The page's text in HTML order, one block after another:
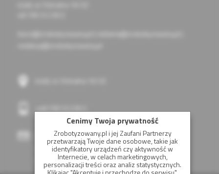
biuro@zrobotyzowany.pl
reklama@zrobotyzowany.pl
redakcja@zrobotyzowany.pl
Cenimy Twoja prywatność
Zrobotyzowany.pl i jej Zaufani Partnerzy
przetwarzają Twoje dane osobowe, takie jak
identyfikatory urządzeń czy aktywność w
Internecie, w celach marketingowych,
personalizacji treści oraz analiz statystycznych.